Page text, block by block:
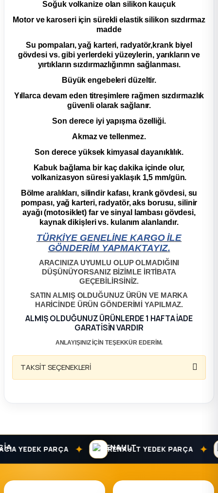
Parça
Soğuk volkanize olan silikon kauçuk
Motor ve karoseri için sürekli elastik silikon sızdırmaz
madde
Su pompaları, yağ karteri, radyatör,krank biyel
gövdesi vs. gibi yerlerdeki yüzeylerin, yarıkların ve
yırtıkların sızdırmazlığınmn sağlanması.
Büyük engebeleri düzeltir.
Yıllarca devam eden titreşimlere rağmen sızdırmazlık
güvenli olarak sağlanır.
Son derece iyi yapışma özelliği.
Akmaz ve tellenmez.
Son derece yüksek kimyasal dayanıklılık.
Kabuk bağlama bir kaç dakika içinde olur,
volkanizasyon süresi yaklaşık 1,5 mm/gün.
Bölme aralıkları, silindir kafası, krank gövdesi, su
pompası, yağ karteri, radyatör, aks borusu, silinir
ayağı (motosiklet) far ve sinyal lambası gövdesi,
kaynak dikişleri vs. kulanım alanlarıdır.
TÜRKİYE GENELİNE KARGO İLE
GÖNDERİM YAPMAKTAYIZ.
ARACINIZA UYUMLU OLUP OLMADIĞINI
DÜŞÜNÜYORSANIZ BİZİMLE İRTİBATA
GEÇEBİLİRSİNİZ.
SATIN ALMIŞ OLDUĞUNUZ ÜRÜN VE MARKA
HARİCİNDE ÜRÜN GÖNDERİMİ YAPILMAZ.
ALMIŞ OLDUĞUNUZ ÜRÜNLERDE 1 HAFTA İADE
GARATİSİN VARDIR
ANLAYIŞINIZ İÇİN TEŞEKKÜR EDERİM.
TAKSİT SEÇENEKLERİ
YEDEK PARÇA ✦ RENAULT YEDEK PARÇA ✦